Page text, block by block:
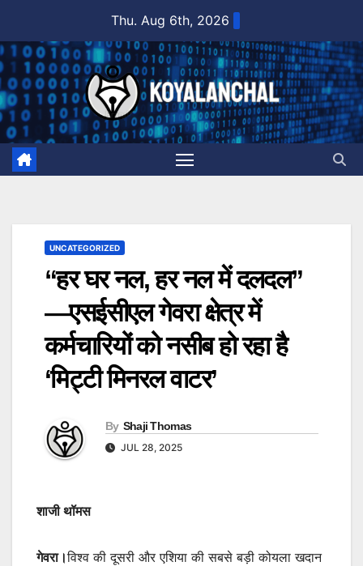
content
Thu. Aug 6th, 2026
UNCATEGORIZED
“हर घर नल, हर नल में दलदल”
—एसईसीएल गेवरा क्षेत्र में
कर्मचारियों को नसीब हो रहा है
‘मिट्टी मिनरल वाटर’
By Shaji Thomas
JUL 28, 2025
शाजी थॉमस
गेवरा।विश्व की दूसरी और एशिया की सबसे बड़ी कोयला खदान